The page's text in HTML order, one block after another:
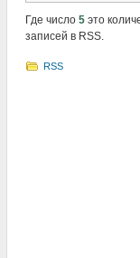
Где число 5это
записей в RSS.
RSS